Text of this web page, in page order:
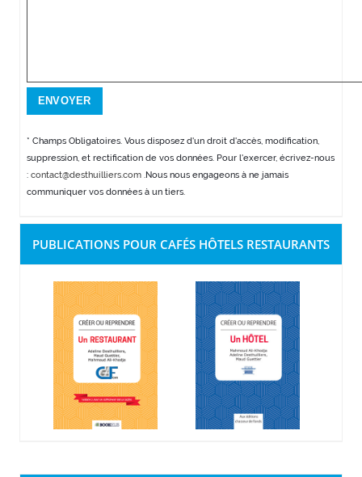
* Champs Obligatoires. Vous disposez d'un droit d'accès, modification,
suppression, et rectification de vos données. Pour l'exercer, écrivez-nous
: contact@desthuilliers.com.Nous nous engageons à ne jamais
communiquer vos données à un tiers.
PUBLICATIONS POUR CAFÉS HÔTELS RESTAURANTS